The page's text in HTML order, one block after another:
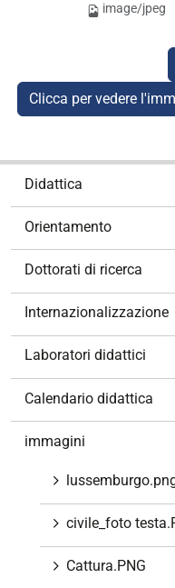
image/jpeg
Clicca per vedere
Didattica
Orientamento
Dottorati di ricerca
Internazionalizzazione
Laboratori didattici
Calendario didattica
immagini
civile_foto
Cattura.PNG